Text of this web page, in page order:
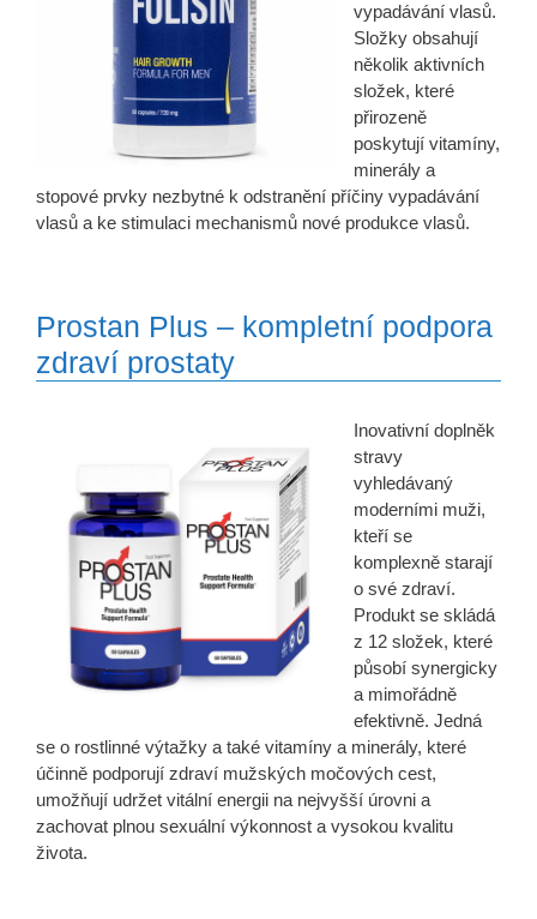
vypadávání vlasů.
Složky obsahují
několik aktivních
složek, které
přirozeně
poskytují vitamíny,
minerály a
stopové prvky nezbytné k odstranění příčiny vypadávání
vlasů a ke stimulaci mechanismů nové produkce vlasů.
Prostan Plus – kompletní podpora
zdraví prostaty
Inovativní doplněk
stravy
vyhledávaný
moderními muži,
kteří se
komplexně starají
o své zdraví.
Produkt se skládá
z 12 složek, které
působí synergicky
a mimořádně
efektivně. Jedná
se o rostlinné výtažky a také vitamíny a minerály, které
účinně podporují zdraví mužských močových cest,
umožňují udržet vitální energii na nejvyšší úrovni a
zachovat plnou sexuální výkonnost a vysokou kvalitu
života.